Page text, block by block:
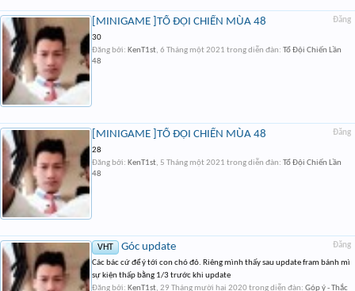
Đăng
[MINIGAME ]TỔ ĐỘI CHIẾN MÙA 48
30
Đăng bởi: KenT1st, 6 Tháng một 2021 trong diễn đàn: Tổ Đội Chiến Lần
48
Đăng
[MINIGAME ]TỔ ĐỘI CHIẾN MÙA 48
28
Đăng bởi: KenT1st, 5 Tháng một 2021 trong diễn đàn: Tổ Đội Chiến Lần
48
Đăng
VHT Góc update
Các bác cứ để ý tới con chó đỏ. Riêng mình thấy sau update fram bánh mì
sự kiện thấp bằng 1/3 trước khi update
Đăng bởi: KenT1st, 29 Tháng mười hai 2020trong diễn đàn: Góp ý - Thắc